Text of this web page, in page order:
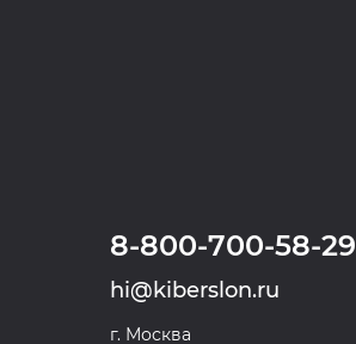
8-800-700-58-29
hi@kiberslon.ru
г. Москва